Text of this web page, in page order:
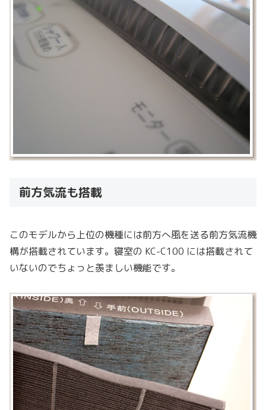
前方気流も搭載
このモデルから上位の機種には前方へ風を送る前方気流機
構が搭載されています。寝室の KC-C100 には搭載されて
いないのでちょっと羨ましい機能です。